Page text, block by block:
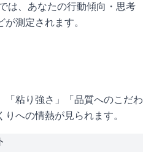
は、あなたの行動傾向・思考
測定されます。
「粘り強さ」「品質へのこだわ
への情熱が見られます。